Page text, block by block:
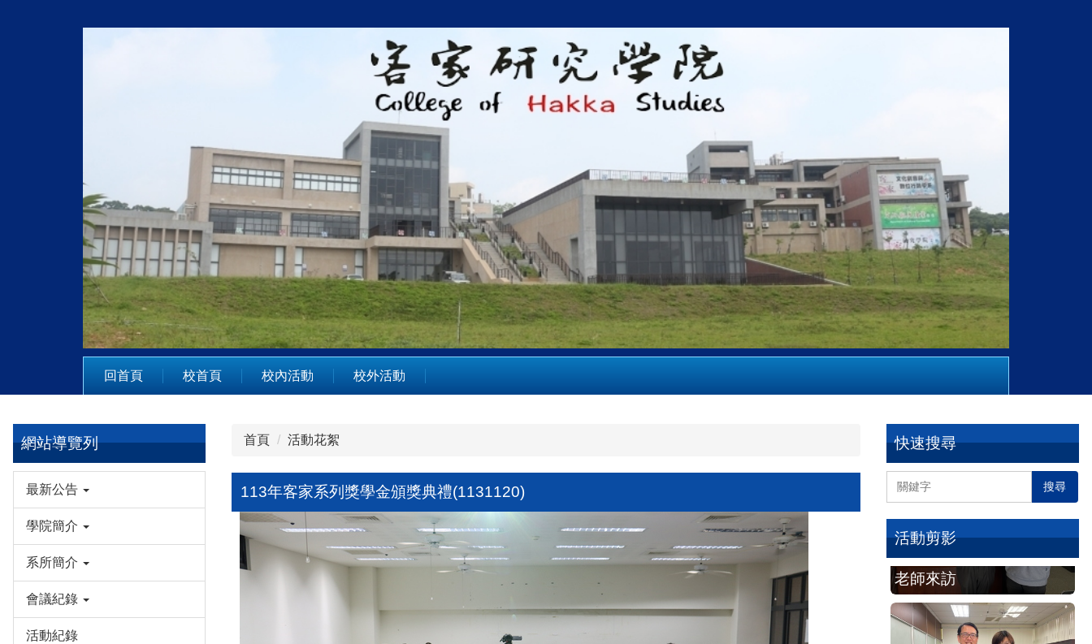
回首頁 校首頁 校內活動 校外活動
網站導覽列
最新公告
學院簡介
系所簡介
會議紀錄
活動紀錄
首頁 活動花絮
113年客家系列獎學金頒獎典禮(1131120)
快速搜尋
搜尋
活動剪影
115年2月4日教育部本
土語言傑出貢獻獎徐煥昇
老師來訪
115年3月24日客發中
心研究發展組陳靜寬組長
來訪。